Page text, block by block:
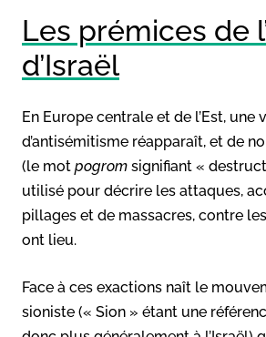
Les prémices de
d’Israël
En Europe centrale et de l’Est, une
d’antisémitisme réapparaît, et de
(le mot pogrom signifiant «
utilisé pour décrire les attaques,
pillages et de massacres, contre les
ont lieu.
Face à ces exactions naît le
sioniste (« Sion » étant une